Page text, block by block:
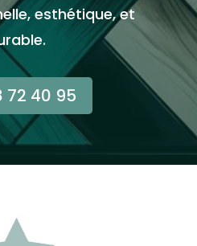
esthétique, et
72 40 95